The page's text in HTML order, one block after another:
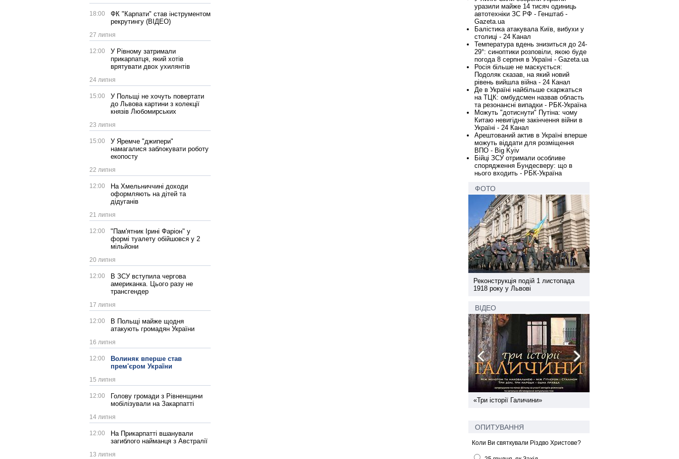
18:00
ФК "Карпати" став інструментом
рекрутингу (ВІДЕО)
27 липня
12:00
У Рівному затримали
прикарпатця, який хотів
врятувати двох ухилянтів
24 липня
15:00
У Польщі не хочуть повертати
до Львова картини з колекції
князів Любомирських
23 липня
15:00
У Яремче "джипери"
намагалися заблокувати роботу
екопосту
22 липня
12:00
На Хмельниччині доходи
оформляють на дітей та
дідуганів
21 липня
12:00
"Пам'ятник Ірині Фаріон" у
формі туалету обійшовся у 2
мільйони
20 липня
12:00
В ЗСУ вступила чергова
американка. Цього разу не
трансгендер
17 липня
12:00
В Польщі майже щодня
атакують громадян України
16 липня
12:00
Волиняк вперше став
прем'єром України
15 липня
12:00
Голову громади з Рівненщини
мобілізували на Закарпатті
14 липня
12:00
На Прикарпатті вшанували
загиблого найманця з Австралії
13 липня
уразили майже 14 тисяч одиниць
автотехніки ЗС РФ - Генштаб -
Gazeta.ua
Балістика атакувала Київ, вибухи у
столиці - 24 Канал
Температура вдень знизиться до 24-
29°: синоптики розповіли, якою буде
погода 8 серпня в Україні - Gazeta.ua
Росія більше не маскується:
Подоляк сказав, на який новий
рівень вийшла війна - 24 Канал
Де в Україні найбільше скаржаться
на ТЦК: омбудсмен назвав область
та резонансні випадки - РБК-Україна
Можуть "дотиснути" Путіна: чому
Китаю невигідне закінчення війни в
Україні - 24 Канал
Арештований актив в Україні вперше
можуть віддати для розміщення
ВПО - Big Kyiv
Бійці ЗСУ отримали особливе
спорядження Бундесверу: що в
нього входить - РБК-Україна
ФОТО
Реконструкція подій 1 листопада
1918 року у Львові
ВІДЕО
«Три історії Галичини»
ОПИТУВАННЯ
Коли Ви святкували Різдво Христове?